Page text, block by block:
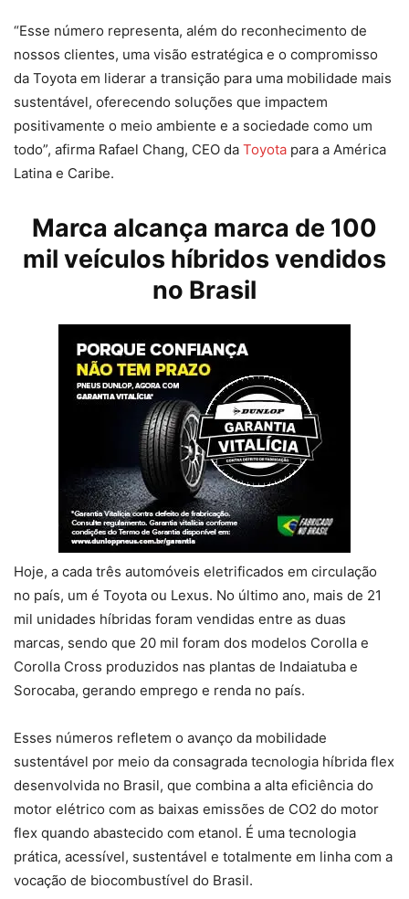
“Esse número representa, além do reconhecimento de
nossos clientes, uma visão estratégica e o compromisso
da Toyota em liderar a transição para uma mobilidade mais
sustentável, oferecendo soluções que impactem
positivamente o meio ambiente e a sociedade como um
todo”, afirma Rafael Chang, CEO da Toyota para a América
Latina e Caribe.
Marca alcança marca de 100
mil veículos híbridos vendidos
no Brasil
Hoje, a cada três automóveis eletrificados em circulação
no país, um é Toyota ou Lexus. No último ano, mais de 21
mil unidades híbridas foram vendidas entre as duas
marcas, sendo que 20 mil foram dos modelos Corolla e
Corolla Cross produzidos nas plantas de Indaiatuba e
Sorocaba, gerando emprego e renda no país.
Esses números refletem o avanço da mobilidade
sustentável por meio da consagrada tecnologia híbrida flex
desenvolvida no Brasil, que combina a alta eficiência do
motor elétrico com as baixas emissões de CO2 do motor
flex quando abastecido com etanol. É uma tecnologia
prática, acessível, sustentável e totalmente em linha com a
vocação de biocombustível do Brasil.